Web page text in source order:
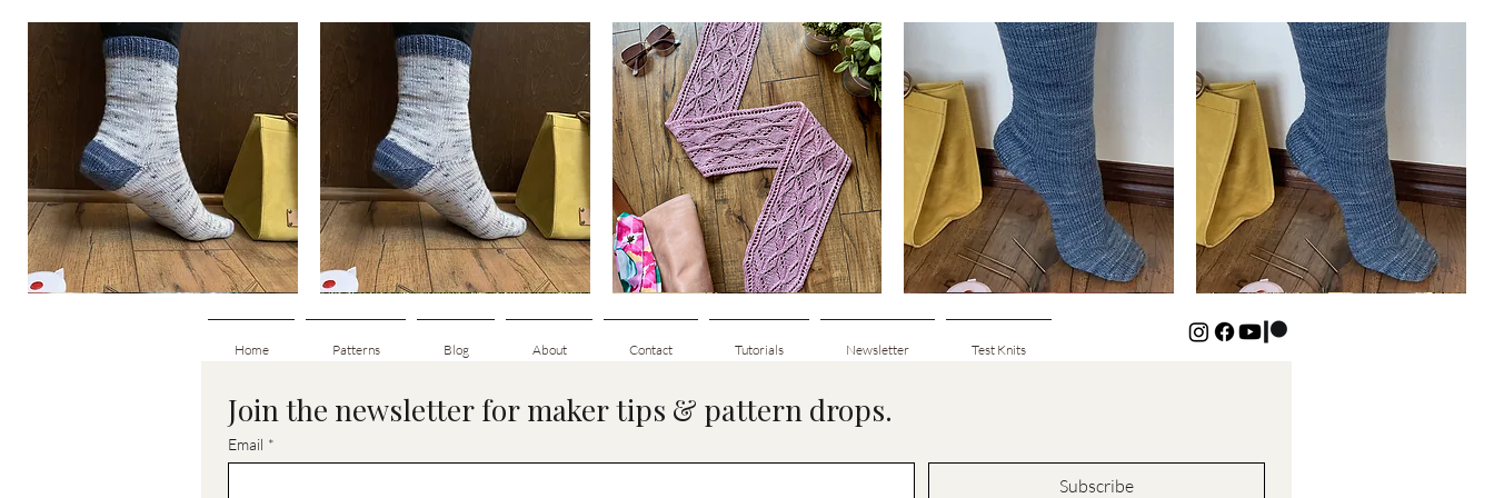
Hurtigvisning
Basic
Hurtigvisning
Basic
Up
Socks
Hurtigvisning
Clematis
Hurtigvisning
Basic
Down
Socks
Hurtigvisning
Basic
Down
Kids
Socks
Home Patterns Blog About Contact Tutorials Newsletter Test Knits
Join the newsletter for maker tips & pattern drops.
Email *
Subscribe